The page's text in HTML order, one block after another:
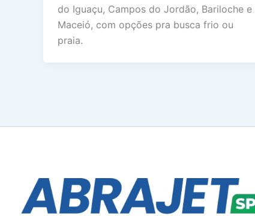
do Iguaçu, Campos do Jordão, Bariloche e
Maceió, com opções pra busca frio ou
praia.